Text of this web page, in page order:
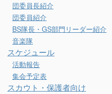
団委員長紹介
団委員紹介
BS隊長・GS部門リーダー紹介
音楽隊
スケジュール
活動報告
集会予定表
スカウト・保護者向け